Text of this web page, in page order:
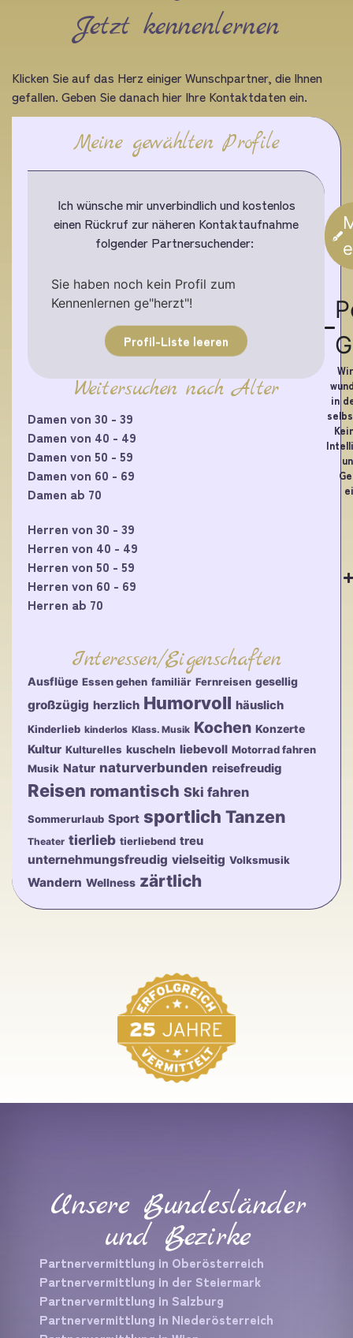
Jetzt kennenlernen
Klicken Sie auf das Herz einiger Wunschpartner, die Ihnen
gefallen. Geben Sie danach hier Ihre Kontaktdaten ein.
Meine gewählten Profile
Ich wünsche mir unverbindlich und kostenlos
einen Rückruf zur näheren Kontaktaufnahme
folgender Partnersuchender:
Sie haben noch kein Profil zum
Kennenlernen ge"herzt"!
Profil-Liste leeren
Weitersuchen nach Alter
Damen von 30 - 39
Damen von 40 - 49
Damen von 50 - 59
Damen von 60 - 69
Damen ab 70
Herren von 30 - 39
Herren von 40 - 49
Herren von 50 - 59
Herren von 60 - 69
Herren ab 70
Interessen/Eigenschaften
Ausflüge Essen gehen familiär Fernreisen gesellig
großzügig herzlich Humorvoll häuslich
Kinderlieb kinderlos Klass. Musik Kochen Konzerte
Kultur Kulturelles kuscheln liebevoll Motorrad fahren
Musik Natur naturverbunden reisefreudig
Reisen romantisch Ski fahren
Sommerurlaub Sport sportlich Tanzen
Theater tierlieb tierliebend treu
unternehmungsfreudig vielseitig Volksmusik
Wandern Wellness zärtlich
in
Unsere Bundesländer
und Bezirke
Partnervermittlung in Oberösterreich
Partnervermittlung in der Steiermark
Partnervermittlung in Salzburg
Partnervermittlung in Niederösterreich